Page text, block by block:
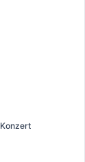
Konzert